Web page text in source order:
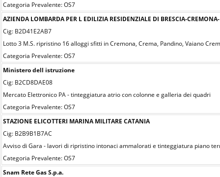
Categoria Prevalente: OS7
AZIENDA LOMBARDA PER L EDILIZIA RESIDENZIALE DI BRESCIA-
Cig: B2D41E2AB7
Lotto 3 M.S. ripristino 16 alloggi sfitti in Cremona, Crema, Pandino, Vaiano
Categoria Prevalente: OS7
Ministero dell istruzione
Cig: B2CD8DAE08
Mercato Elettronico PA - tinteggiatura atrio con colonne e galleria dei quadri
Categoria Prevalente: OS7
STAZIONE ELICOTTERI MARINA MILITARE CATANIA
Cig: B2B9B1B7AC
Avviso di Gara - lavori di ripristino intonaci ammalorati e tinteggiatura piano
Categoria Prevalente: OS7
Snam Rete Gas S.p.a.